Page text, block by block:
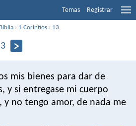
Temas Registrar
› 1 Corintios › 13
mis bienes para dar de
y si entregase mi cuerpo
y no tengo amor, de nada me